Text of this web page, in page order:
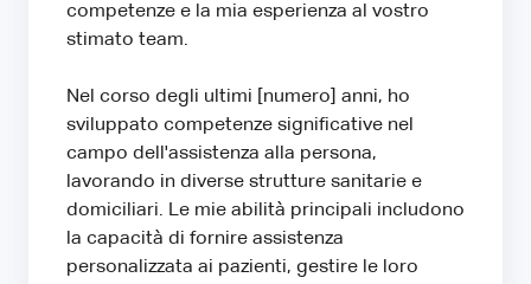
competenze e la mia esperienza al vostro
stimato team.
Nel corso degli ultimi [numero] anni, ho
sviluppato competenze significative nel
campo dell'assistenza alla persona,
lavorando in diverse strutture sanitarie e
domiciliari. Le mie abilità principali includono
la capacità di fornire assistenza
personalizzata ai pazienti, gestire le loro